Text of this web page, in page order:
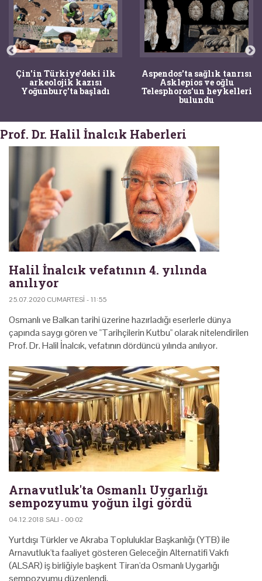
Çin'in Türkiye'deki ilk
arkeolojik kazısı
Yoğunburç'ta başladı
Aspendos'ta sağlık tanrısı
Asklepios ve oğlu
Telesphoros'un heykelleri
bulundu
Prof. Dr. Halil İnalcık Haberleri
Halil İnalcık vefatının 4. yılında
anılıyor
25.07.2020 CUMARTESI - 11:55
Osmanlı ve Balkan tarihi üzerine hazırladığı eserlerle dünya
çapında saygı gören ve "Tarihçilerin Kutbu" olarak nitelendirilen
Prof. Dr. Halil İnalcık, vefatının dördüncü yılında anılıyor.
Arnavutluk'ta Osmanlı Uygarlığı
sempozyumu yoğun ilgi gördü
04.12.2018 SALI - 00:02
Yurtdışı Türkler ve Akraba Topluluklar Başkanlığı (YTB) ile
Arnavutluk'ta faaliyet gösteren Geleceğin Alternatifi Vakfı
(ALSAR) iş birliğiyle başkent Tiran'da Osmanlı Uygarlığı
sempozyumu düzenlendi.